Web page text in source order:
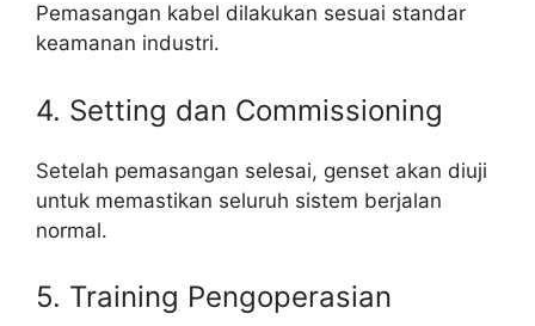
Pemasangan kabel dilakukan sesuai standar
keamanan industri.
4. Setting dan Commissioning
Setelah pemasangan selesai, genset akan diuji
untuk memastikan seluruh sistem berjalan
normal.
5. Training Pengoperasian